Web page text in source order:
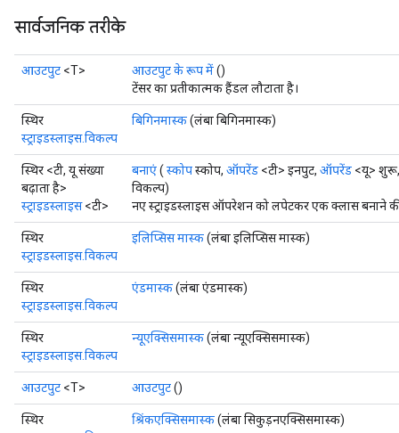
सार्वजनिक तरीके
आउटपुट <T> आउटपुट के रूप में()
टेंसर का प्रतीकात्मक हैंडल लौटाता है।
स्थिर
स्ट्राइडस्लाइस.विकल्प
बिगिनमास्क(लंबा बिगिनमास्क)
स्थिर <टी, यू संख्या
बढ़ाता है>
स्ट्राइडस्लाइस<टी>
बनाएं( स्कोपस्कोप, ऑपरेंड <टी> इनपुट, ऑपरेंड <यू>
विकल्प)
नए स्ट्राइडस्लाइस ऑपरेशन को लपेटकर एक क्लास बनाने की
स्थिर
स्ट्राइडस्लाइस.विकल्प
इलिप्सिस मास्क(लंबा इलिप्सिस मास्क)
स्थिर
स्ट्राइडस्लाइस.विकल्प
एंडमास्क(लंबा एंडमास्क)
स्थिर
स्ट्राइडस्लाइस.विकल्प
न्यूएक्सिसमास्क(लंबा न्यूएक्सिसमास्क)
आउटपुट <T> आउटपुट()
स्थिर
श्रिंकएक्सिसमास्क(लंबा सिकुड़नएक्सिसमास्क)